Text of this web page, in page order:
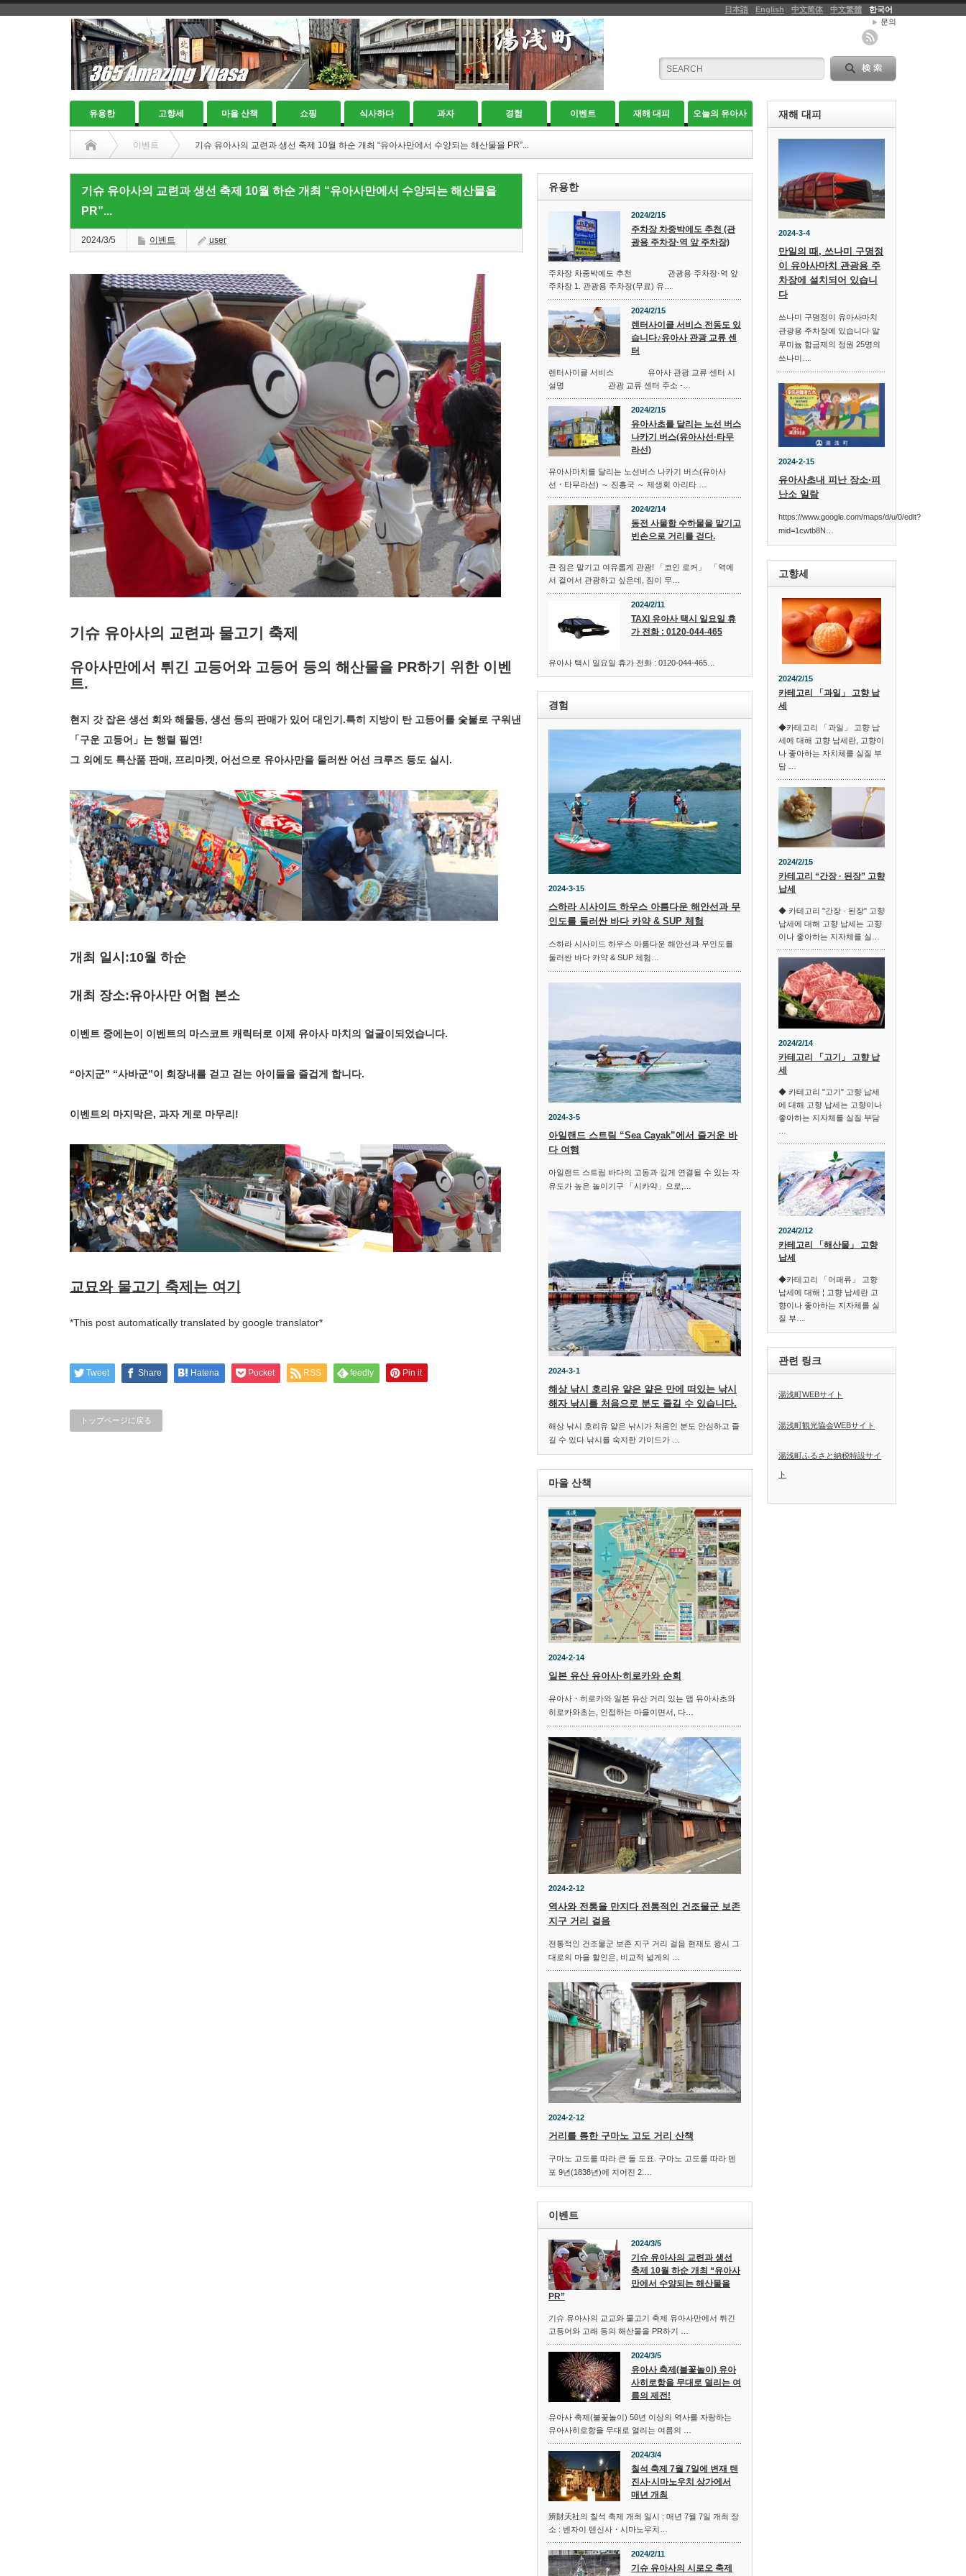
한국어
中文繁體
中文简体
English
日本語
문의
유용한 고향세 마을 산책 쇼핑 식사하다 과자 경험 이벤트 재해 대피 오늘의 유아사
이벤트 기슈 유아사의 교련과 생선 축제 10월 하순 개최 “유아사만에서 수양되는 해산물을 PR”...
기슈 유아사의 교련과 생선 축제 10월 하순 개최 “유아사만에서 수양되는 해산물을
PR”...
2024/3/5 이벤트 user
기슈 유아사의 교련과 물고기 축제
유아사만에서 튀긴 고등어와 고등어 등의 해산물을 PR하기 위한 이벤
트.
현지 갓 잡은 생선 회와 해물동, 생선 등의 판매가 있어 대인기.특히 지방이 탄 고등어를 숯불로 구워낸
「구운 고등어」는 행렬 필연!
그 외에도 특산품 판매, 프리마켓, 어선으로 유아사만을 둘러싼 어선 크루즈 등도 실시.
개최 일시:10월 하순
개최 장소:유아사만 어협 본소
이벤트 중에는이 이벤트의 마스코트 캐릭터로 이제 유아사 마치의 얼굴이되었습니다.
“아지군” “사바군”이 회장내를 걷고 걷는 아이들을 즐겁게 합니다.
이벤트의 마지막은, 과자 게로 마무리!
교묘와 물고기 축제는 여기
*This post automatically translated by google translator*
Tweet Share Hatena Pocket RSS feedly Pin it
トップページに戻る
유용한
2024/2/15
주차장 차중박에도 추천 (관
광용 주차장·역 앞 주차장)
주차장 차중박에도 추천 관광용 주차장·역 앞
주차장 1. 관광용 주차장(무료) 유…
2024/2/15
렌터사이클 서비스 전동도 있
습니다♪유아사 관광 교류 센
터
렌터사이클 서비스 유아사 관광 교류 센터 시
설명 관광 교류 센터 주소 -…
2024/2/15
유아사초를 달리는 노선 버스
나카기 버스(유아사선·타무
라선)
유아사마치를 달리는 노선버스 나카기 버스(유아사
선・타무라선) ～ 진흥국 ～ 제생회 아리타 …
2024/2/14
동전 사물함 수하물을 맡기고
빈손으로 거리를 걷다.
큰 짐은 맡기고 여유롭게 관광! 「코인 로커」 「역에
서 걸어서 관광하고 싶은데, 짐이 무…
2024/2/11
TAXI 유아사 택시 일요일 휴
가 전화 : 0120-044-465
유아사 택시 일요일 휴가 전화 : 0120-044-465…
경험
2024-3-15
스하라 시사이드 하우스 아름다운 해안선과 무
인도를 둘러싼 바다 카약 & SUP 체험
스하라 시사이드 하우스 아름다운 해안선과 무인도를
둘러싼 바다 카약 & SUP 체험…
2024-3-5
아일랜드 스트림 “Sea Cayak”에서 즐거운 바
다 여행
아일랜드 스트림 바다의 고동과 깊게 연결될 수 있는 자
유도가 높은 놀이기구 「시카약」으로,…
2024-3-1
해상 낚시 호리유 얕은 얕은 만에 떠있는 낚시
해자 낚시를 처음으로 분도 즐길 수 있습니다.
해상 낚시 호리유 얕은 낚시가 처음인 분도 안심하고 즐
길 수 있다 낚시를 숙지한 가이드가 …
마을 산책
2024-2-14
일본 유산 유아사·히로카와 순회
유아사・히로카와 일본 유산 거리 있는 맵 유아사초와
히로카와초는, 인접하는 마을이면서, 다…
2024-2-12
역사와 전통을 만지다 전통적인 건조물군 보존
지구 거리 걸음
전통적인 건조물군 보존 지구 거리 걸음 현재도 왕시 그
대로의 마을 할인은, 비교적 넓게의 …
2024-2-12
거리를 통한 구마노 고도 거리 산책
구마노 고도를 따라 큰 돌 도표. 구마노 고도를 따라 덴
포 9년(1838년)에 지어진 2.…
이벤트
2024/3/5
기슈 유아사의 교련과 생선
축제 10월 하순 개최 “유아사
만에서 수양되는 해산물을
PR”
기슈 유아사의 교교와 물고기 축제 유아사만에서 튀긴
고등어와 고래 등의 해산물을 PR하기 …
2024/3/5
유아사 축제(불꽃놀이) 유아
사히로항을 무대로 열리는 여
름의 제전!
유아사 축제(불꽃놀이) 50년 이상의 역사를 자랑하는
유아사히로항을 무대로 열리는 여름의 …
2024/3/4
칠석 축제 7월 7일에 변재 텐
진사·시마노우치 상가에서
매년 개최
辨財天社의 칠석 축제 개최 일시 : 매년 7월 7일 개최 장
소 : 벤자이 텐신사・시마노우치…
2024/2/11
기슈 유아사의 시로오 축제
재해 대피
2024-3-4
만일의 때, 쓰나미 구명정
이 유아사마치 관광용 주
차장에 설치되어 있습니
다
쓰나미 구명정이 유아사마치
관광용 주차장에 있습니다 알
루미늄 합금제의 정원 25명의
쓰나미…
2024-2-15
유아사초내 피난 장소·피
난소 일람
https://www.google.com/maps/d/u/0/edit?
mid=1cwtb8N…
고향세
2024/2/15
카테고리 「과일」 고향 납
세
◆카테고리 「과일」 고향 납
세에 대해 고향 납세란, 고향이
나 좋아하는 자치체를 실질 부
담 …
2024/2/15
카테고리 “간장 · 된장” 고향
납세
◆ 카테고리 "간장 · 된장" 고향
납세에 대해 고향 납세는 고향
이나 좋아하는 지자체를 실…
2024/2/14
카테고리 「고기」 고향 납
세
◆ 카테고리 "고기" 고향 납세
에 대해 고향 납세는 고향이나
좋아하는 지자체를 실질 부담
2024/2/12
카테고리 「해산물」 고향
납세
◆카테고리 「어패류」 고향
납세에 대해 ¦ 고향 납세란 고
향이나 좋아하는 지자체를 실
질 부…
관련 링크
湯浅町WEBサイト
湯浅町観光協会WEBサイト
湯浅町ふるさと納税特設サイ
ト